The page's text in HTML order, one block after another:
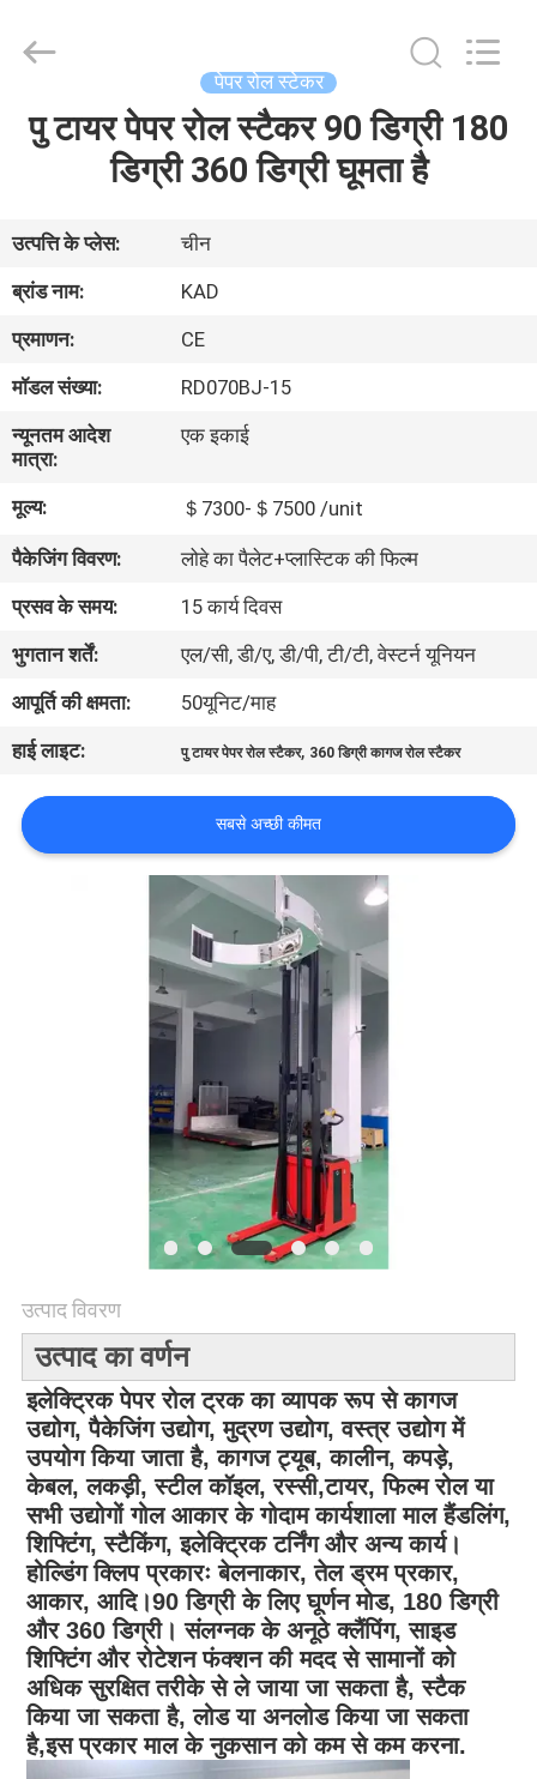
घर
वीडियो
हमारे
बारे
में
कारखाना
भ्रमण
गुणवत्ता
नियंत्रण
संपर्क
करें
POLICY
Machinery
Co.,Ltd.
पेपर रोल स्टेकर
पु टायर पेपर रोल स्टैकर 90 डिग्री 180
डिग्री 360 डिग्री घूमता है
उत्पत्ति के प्लेस:
चीन
ब्रांड नाम:
KAD
प्रमाणन:
CE
मॉडल संख्या:
RD070BJ-15
न्यूनतम आदेश
मात्रा:
एक इकाई
मूल्य: ＄7300-＄7500 /unit
पैकेजिंग विवरण:
लोहे का पैलेट+प्लास्टिक की फिल्म
प्रसव के समय:
15 कार्य दिवस
भुगतान शर्तें:
एल/सी, डी/ए, डी/पी, टी/टी, वेस्टर्न यूनियन
आपूर्ति की क्षमता:
50यूनिट/माह
हाई लाइट:
पु टायर पेपर रोल स्टैकर, 360 डिग्री कागज रोल स्टैकर
सबसे अच्छी कीमत
उत्पाद विवरण
उत्पाद का वर्णन
इलेक्ट्रिक पेपर रोल ट्रक का व्यापक रूप से कागज
उद्योग, पैकेजिंग उद्योग, मुद्रण उद्योग, वस्त्र उद्योग में
उपयोग किया जाता है, कागज ट्यूब, कालीन, कपड़े,
केबल, लकड़ी, स्टील कॉइल, रस्सी,टायर, फिल्म रोल या
सभी उद्योगों गोल आकार के गोदाम कार्यशाला माल हैंडलिंग,
शिफ्टिंग, स्टैकिंग, इलेक्ट्रिक टर्निंग और अन्य कार्य।
होल्डिंग क्लिप प्रकारः बेलनाकार, तेल ड्रम प्रकार,
आकार, आदि।90 डिग्री के लिए घूर्णन मोड, 180 डिग्री
और 360 डिग्री। संलग्नक के अनूठे क्लैंपिंग, साइड
शिफ्टिंग और रोटेशन फंक्शन की मदद से सामानों को
अधिक सुरक्षित तरीके से ले जाया जा सकता है, स्टैक
किया जा सकता है, लोड या अनलोड किया जा सकता
है,इस प्रकार माल के नुकसान को कम से कम करना.